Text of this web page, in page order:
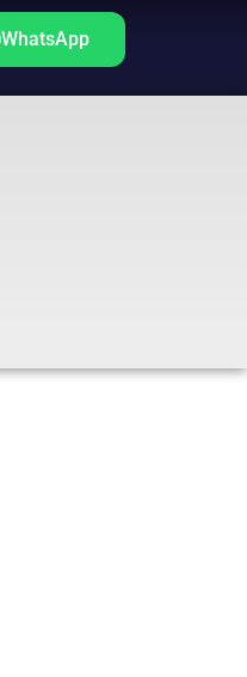
WhatsApp